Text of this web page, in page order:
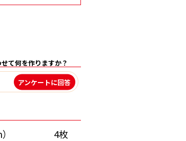
て何を作りますか？
アンケートに回答
4枚